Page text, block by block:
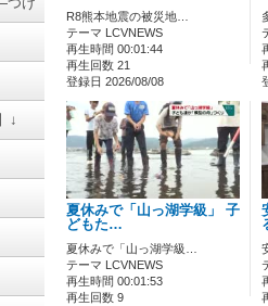
↓
R8熊本地震の被災地…
テーマ LCVNEWS
再生時間 00:01:44
再生回数 21
登録日 2026/08/08
夏休みで「山っ湖学級」 子
どもた…
夏休みで「山っ湖学級…
テーマ LCVNEWS
再生時間 00:01:53
再生回数 9